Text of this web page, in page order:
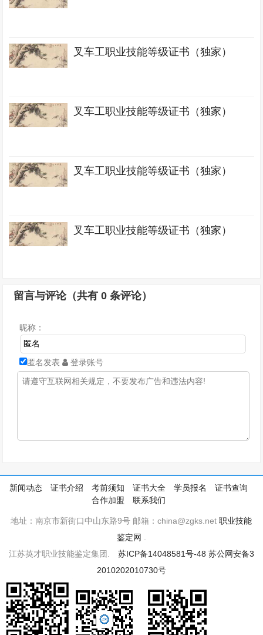
叉车工职业技能等级证书（独家）
叉车工职业技能等级证书（独家）
叉车工职业技能等级证书（独家）
叉车工职业技能等级证书（独家）
留言与评论（共有0 条评论）
昵称：
匿名发表 登录账号
新闻动态 证书介绍 考前须知 证书大全 学员报名
证书查询
合作加盟
联系我们
地址：南京市新街口中山东路9号 邮箱：china@zgks.net职业技能
鉴定网
江苏英才职业技能鉴定集团. 苏ICP备14048581号-48 苏公网安备3
2010202010730号